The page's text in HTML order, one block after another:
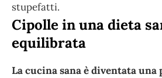
stupefatti.
Cipolle in una dieta
equilibrata
La cucina sana è diventata